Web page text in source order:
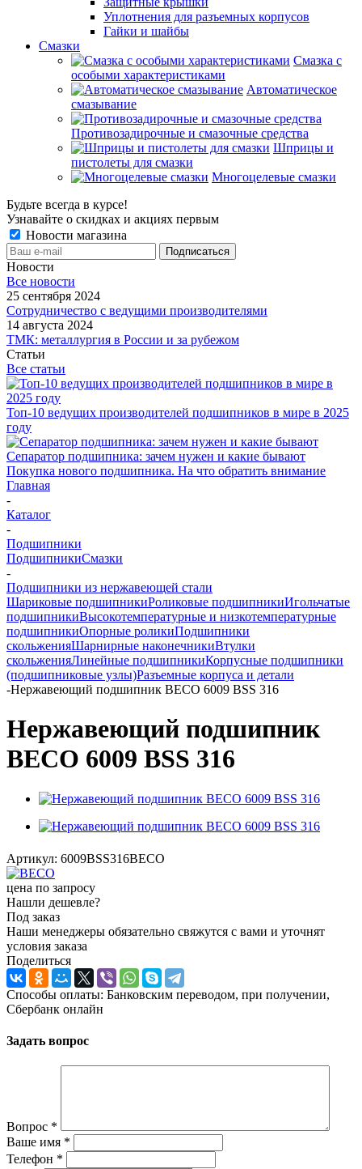
Уплотнения для разъемных корпусов
Гайки и шайбы
Смазки
Смазка с
особыми характеристиками
Автоматическое
смазывание
Противозадирочные и смазочные средства
Шприцы и
пистолеты для смазки
Многоцелевые смазки
Будьте всегда в курсе!
Узнавайте о скидках и акциях первым
Новости магазина
Новости
Все новости
25 сентября 2024
Сотрудничество с ведущими производителями
14 августа 2024
ТМК: металлургия в России и за рубежом
Статьи
Все статьи
Топ-10 ведущих производителей подшипников в мире в 2025
году
Сепаратор подшипника: зачем нужен и какие бывают
Покупка нового подшипника. На что обратить внимание
Главная
-
Каталог
-
Подшипники
ПодшипникиСмазки
-
Подшипники из нержавеющей стали
Шариковые подшипникиРоликовые подшипникиИгольчатые
подшипникиВысокотемпературные и низкотемпературные
подшипникиОпорные роликиПодшипники
скольженияШарнирные наконечникиВтулки
скольженияЛинейные подшипникиКорпусные подшипники
(подшипниковые узлы)Разъемные корпуса и детали
-Нержавеющий подшипник BECO 6009 BSS 316
Нержавеющий подшипник
BECO 6009 BSS 316
Артикул: 6009BSS316BECO
цена по запросу
Нашли дешевле?
Под заказ
Наши менеджеры обязательно свяжутся с вами и уточнят
условия заказа
Поделиться
Способы оплаты: Банковским переводом, при получении,
Сбербанк онлайн
Задать вопрос
Вопрос *
Ваше имя *
Телефон *